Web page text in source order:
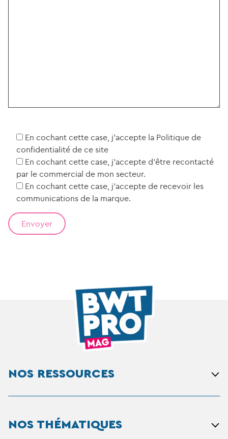
En cochant cette case, j’accepte la Politique de
confidentialité de ce site
En cochant cette case, j’accepte d’être recontacté
par le commercial de mon secteur.
En cochant cette case, j’accepte de recevoir les
communications de la marque.
NOS RESSOURCES
NOS THÉMATIQUES